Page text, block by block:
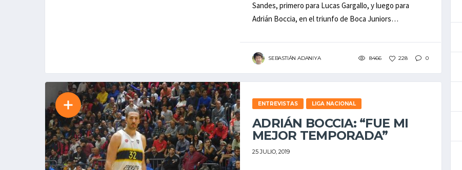
Sandes, primero para Lucas Gargallo, y luego para
Adrián Boccia, en el triunfo de Boca Juniors…
SEBASTIÁN ADANIYA 8466 228 0
ENTREVISTAS LIGA NACIONAL
ADRIÁN BOCCIA: “FUE MI
MEJOR TEMPORADA”
25 JULIO, 2019